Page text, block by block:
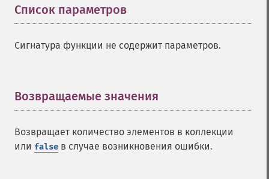
Список параметров
Сигнатура функции не содержит параметров.
Возвращаемые значения
Возвращает количество элементов в коллекции
или false в случае возникновения ошибки.